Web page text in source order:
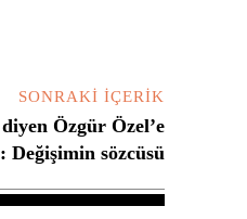
SONRAKI İÇERIK
Özgür Özel’e
Değişimin sözcüsü